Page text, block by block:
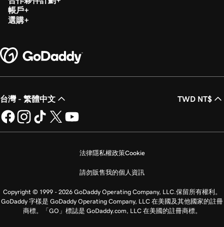
帳戶
選購
台灣 - 繁體中文 TWD NT$
法律隱私權政策Cookie
請勿販售我的個人資訊
Copyright © 1999 - 2026 GoDaddy Operating Company, LLC.保留所有權利。
GoDaddy 字樣是 GoDaddy Operating Company, LLC 在美國及其他國家的註冊
商標。「GO」標誌是 GoDaddy.com, LLC 在美國的註冊商標。